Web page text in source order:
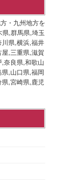
・九州地方を
,群馬県,埼玉
県,横浜,福井
,三重県,滋賀
奈良県,和歌山
,山口県,福岡
,宮崎県,鹿児